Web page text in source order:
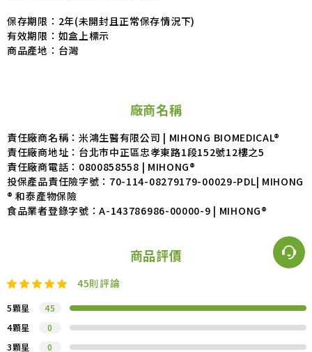
保存期限：2年(未開封且正常保存情況下)
有效期限：如盒上標示
商品產地：台灣
廠商名稱
責任廠商名稱：米鴻生醫有限公司 | MIHONG BIOMEDICAL®
責任廠商地址：台北市中正區忠孝東路1段152號12樓之5
責任廠商電話：0800858558 | MIHONG®
投保產品責任險字號：70-114-08279179-00029-PDL| MIHONG
® 和泰產物保險
食品業者登錄字號：A-143786986-00000-9 | MIHONG®
商品評價
45則評論
5顆星
45
4顆星
0
3顆星
0